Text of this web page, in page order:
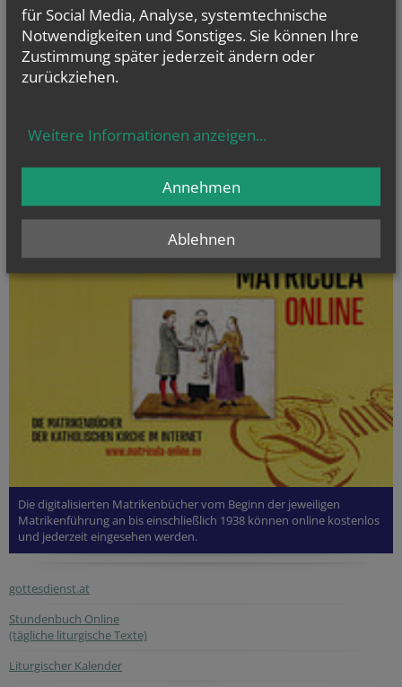
Hl. Felicissimus und hl. Agapitus, Hl. Gezelinus (Gozelin), Hl.
Gilbert, Hl....
Er wurde vor ihnen verwandelt; sein Gesicht leuchtete wie die Sonne
Die digitalisierten Matrikenbücher vom Beginn der jeweiligen
Matrikenführung an bis einschließlich 1938 können online kostenlos
und jederzeit eingesehen werden.
gottesdienst.at
Stundenbuch Online
(tägliche liturgische Texte)
Liturgischer Kalender
für Social Media, Analyse, systemtechnische
Notwendigkeiten und Sonstiges. Sie können Ihre
Zustimmung später jederzeit ändern oder
zurückziehen.
Weitere Informationen anzeigen...
Ablehnen
Annehmen